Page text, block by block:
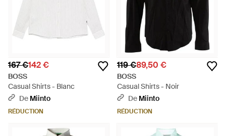
167 €142 €
BOSS
Casual Shirts - Blanc
De Miinto
RÉDUCTION
119 €89,50 €
BOSS
Casual Shirts - Noir
De Miinto
RÉDUCTION